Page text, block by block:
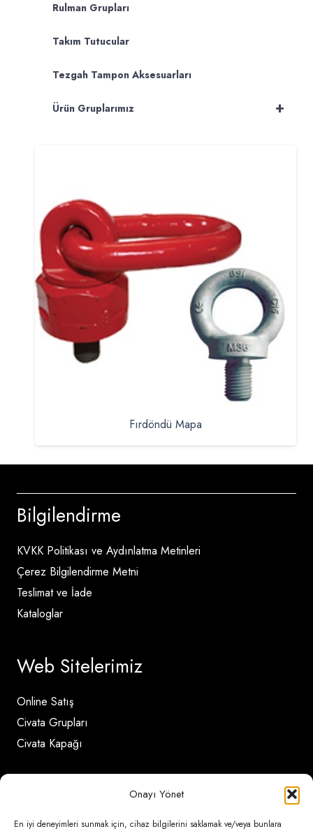
Onayı Yönet
En iyi deneyimleri sunmak için, cihaz bilgilerini saklamak ve/veya bunlara
Rulman Grupları
Takım Tutucular
Tezgah Tampon Aksesuarları
+
Ürün Gruplarımız
Fırdöndü Mapa
Bilgilendirme
KVKK Politikası ve Aydınlatma Metinleri
Çerez Bilgilendirme Metni
Teslimat ve İade
Kataloglar
Web Sitelerimiz
Online Satış
Civata Grupları
Civata Kapağı
İletişim Detayları